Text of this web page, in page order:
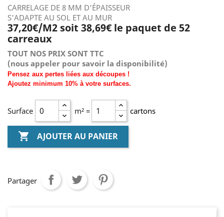
CARRELAGE DE 8 MM D'ÉPAISSEUR
S'ADAPTE AU SOL ET AU MUR
37,20€/M2 soit 38,69€ le paquet de 52
carreaux
TOUT NOS PRIX SONT TTC
(nous appeler pour savoir la disponibilité)
Pensez aux pertes liées aux découpes !
Ajoutez minimum 10% à votre surfaces.
Surface m² = cartons
 AJOUTER AU PANIER
Partager